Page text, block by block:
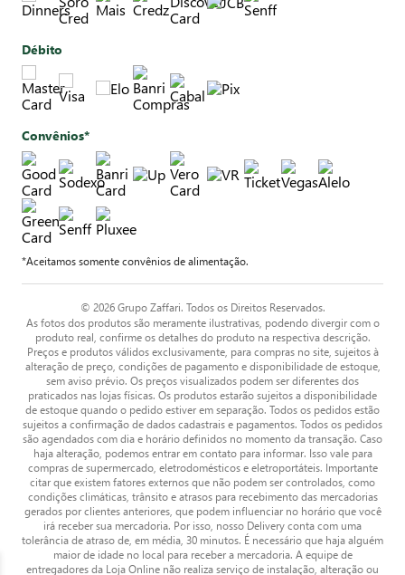
Débito
Convênios*
*Aceitamos somente convênios de alimentação.
© 2026 Grupo Zaffari. Todos os Direitos Reservados.
As fotos dos produtos são meramente ilustrativas, podendo divergir com o
produto real, confirme os detalhes do produto na respectiva descrição.
Preços e produtos válidos exclusivamente, para compras no site, sujeitos à
alteração de preço, condições de pagamento e disponibilidade de estoque,
sem aviso prévio. Os preços visualizados podem ser diferentes dos
praticados nas lojas físicas. Os produtos estarão sujeitos a disponibilidade
de estoque quando o pedido estiver em separação. Todos os pedidos estão
sujeitos a confirmação de dados cadastrais e pagamentos. Todos os pedidos
são agendados com dia e horário definidos no momento da transação. Caso
haja alteração, podemos entrar em contato para informar. Isso vale para
compras de supermercado, eletrodomésticos e eletroportáteis. Importante
citar que existem fatores externos que não podem ser controlados, como
condições climáticas, trânsito e atrasos para recebimento das mercadorias
gerados por clientes anteriores, que podem influenciar no horário que você
irá receber sua mercadoria. Por isso, nosso Delivery conta com uma
tolerância de atraso de, em média, 30 minutos. É necessário que haja alguém
maior de idade no local para receber a mercadoria. A equipe de
entregadores da Loja Online não realiza serviço de instalação, alteração ou